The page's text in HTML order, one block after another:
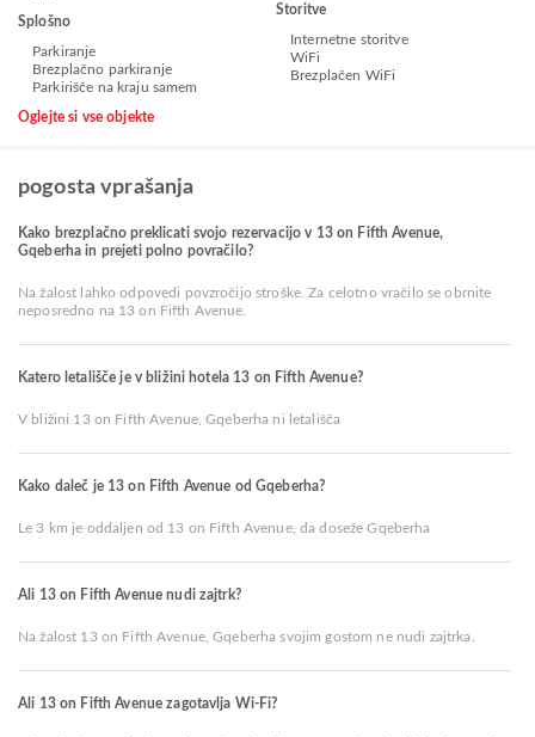
Splošno
Parkiranje
Brezplačno parkiranje
Parkirišče na kraju samem
Storitve
Internetne storitve
WiFi
Brezplačen WiFi
Oglejte si vse objekte
pogosta vprašanja
Kako brezplačno preklicati svojo rezervacijo v 13 on Fifth Avenue,
Gqeberha in prejeti polno povračilo?
Na žalost lahko odpovedi povzročijo stroške. Za celotno vračilo se obrnite
neposredno na 13 on Fifth Avenue.
Katero letališče je v bližini hotela 13 on Fifth Avenue?
V bližini 13 on Fifth Avenue, Gqeberha ni letališča
Kako daleč je 13 on Fifth Avenue od Gqeberha?
Le 3 km je oddaljen od 13 on Fifth Avenue, da doseže Gqeberha
Ali 13 on Fifth Avenue nudi zajtrk?
Na žalost 13 on Fifth Avenue, Gqeberha svojim gostom ne nudi zajtrka.
Ali 13 on Fifth Avenue zagotavlja Wi-Fi?